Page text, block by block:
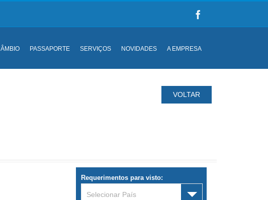
PASSAPORTE SERVIÇOS NOVIDADES A EMPRESA
VOLTAR
Requerimentos para visto:
Selecionar País